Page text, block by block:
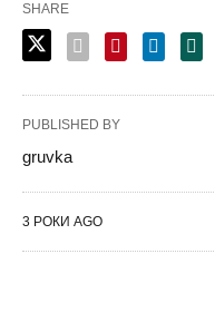
SHARE
PUBLISHED BY
gruvka
3 РОКИ AGO